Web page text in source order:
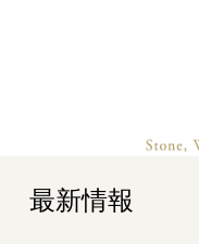
最新情報